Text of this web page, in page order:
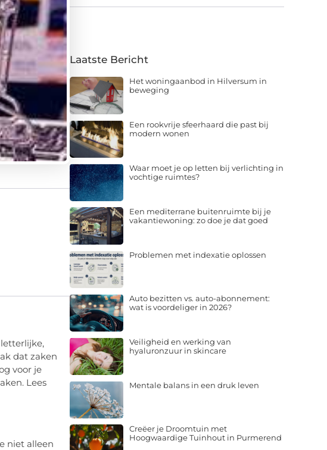
dat zaken
voor je
Lees
niet alleen
Laatste Bericht
Het woningaanbod in Hilversum in
beweging
Een rookvrije sfeerhaard die past bij
modern wonen
Waar moet je op letten bij verlichting in
vochtige ruimtes?
Een mediterrane buitenruimte bij je
vakantiewoning: zo doe je dat goed
Problemen met indexatie oplossen
Auto bezitten vs. auto-abonnement:
wat is voordeliger in 2026?
Veiligheid en werking van
hyaluronzuur in skincare
Mentale balans in een druk leven
Creëer je Droomtuin met
Hoogwaardige Tuinhout in Purmerend